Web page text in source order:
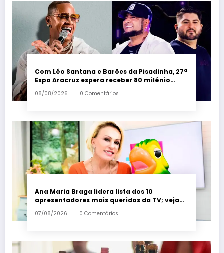
Com Léo Santana e Barões da Pisadinha, 27ª
Expo Aracruz espera receber 80 milénio
visitantes por dia – Em Dia ES
08/08/2026 0 Comentários
Ana Maria Braga lidera lista dos 10
apresentadores mais queridos da TV; veja
ranking – Em Dia ES
07/08/2026 0 Comentários